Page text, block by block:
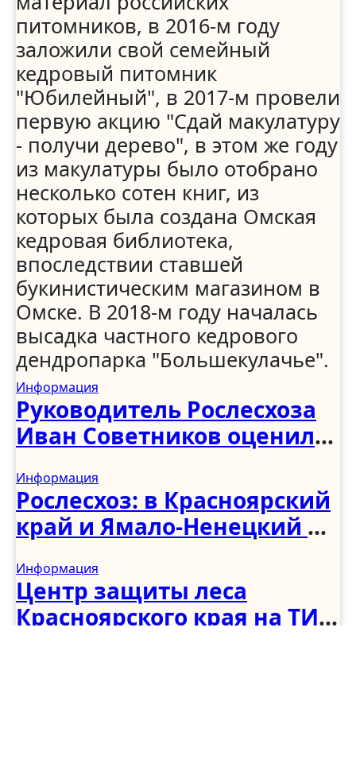
питомников, в 2016-м году
заложили свой семейный
кедровый питомник
"Юбилейный", в 2017-м провели
первую акцию "Сдай макулатуру
- получи дерево", в этом же году
из макулатуры было отобрано
несколько сотен книг, из
которых была создана Омская
кедровая библиотека,
впоследствии ставшей
букинистическим магазином в
Омске. В 2018-м году началась
высадка частного кедрового
дендропарка "Большекулачье".
Информация
Руководитель Рослесхоза
Иван Советников оценил
хозяйства в Чеченской
Республике
Информация
Рослесхоз: в Красноярский
край и Ямало-Ненецкий АО
специалистов
региональных
лесопожарных
Информация
Центр защиты леса
Красноярского края на ТИМ